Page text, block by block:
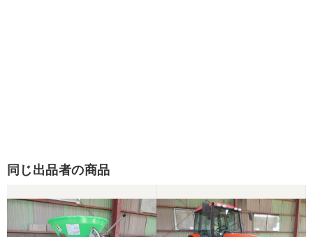
同じ出品者の商品